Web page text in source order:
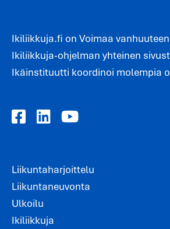
Ikiliikkuja.fi on Voimaa
Ikiliikkuja-ohjelman yhteinen
Ikäinstituutti koordinoi molempia
Liikuntaharjoittelu
Liikuntaneuvonta
Ulkoilu
Ikiliikkuja